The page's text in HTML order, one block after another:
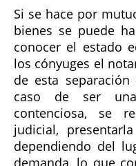
Si se hace por
bienes se puede
conocer el estado
los cónyuges el
de esta
caso de ser
contenciosa, se
judicial,
dependiendo del
demanda, lo que